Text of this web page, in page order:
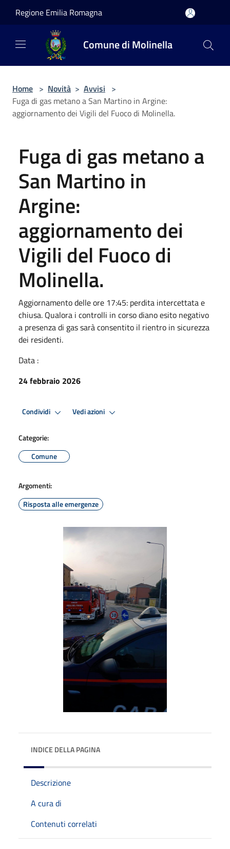
Regione Emilia Romagna
Comune di Molinella
Home > Novità > Avvisi >
Fuga di gas metano a San Martino in Argine:
aggiornamento dei Vigili del Fuoco di Molinella.
Fuga di gas metano a
San Martino in
Argine:
aggiornamento dei
Vigili del Fuoco di
Molinella.
Aggiornamento delle ore 17:45: perdita intercettata e
chiusa. Qualora i controlli in corso diano esito negativo
a presenza di gas sarà consentito il rientro in sicurezza
dei residenti.
Data :
24 febbraio 2026
Condividi Vedi azioni
Categorie:
Comune
Argomenti:
Risposta alle emergenze
INDICE DELLA PAGINA
Descrizione
A cura di
Contenuti correlati